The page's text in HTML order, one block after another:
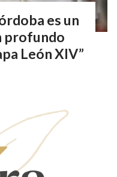
es un
profundo
León XIV”